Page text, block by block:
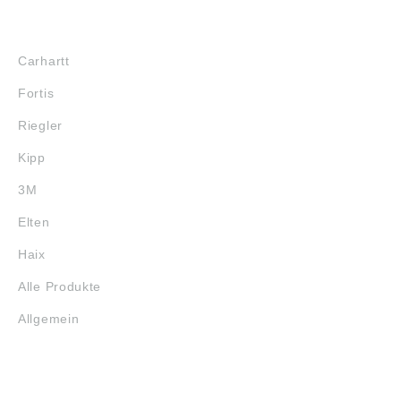
Carhartt
Fortis
Riegler
Kipp
3M
Elten
Haix
Alle Produkte
Allgemein